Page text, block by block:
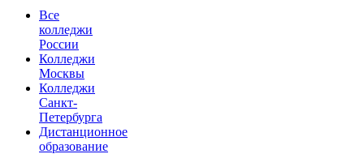
Все
колледжи
России
Колледжи
Москвы
Колледжи
Санкт-
Петербурга
Дистанционное
образование